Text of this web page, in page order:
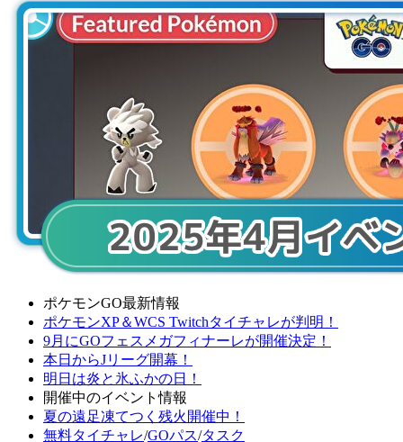
ポケモンGO最新情報
ポケモンXP＆WCS Twitchタイチャレが判明！
9月にGOフェスメガフィナーレが開催決定！
本日からJリーグ開幕！
明日は炎と氷ふかの日！
開催中のイベント情報
夏の遠足凍てつく残火開催中！
無料タイチャレ/GOパス/タスク